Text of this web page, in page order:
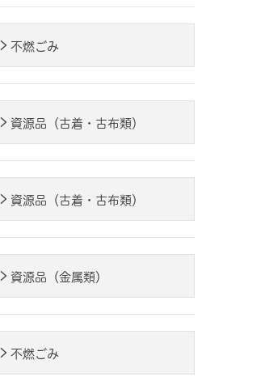
不燃ごみ
資源品（古着・古布類）
資源品（古着・古布類）
資源品（金属類）
不燃ごみ